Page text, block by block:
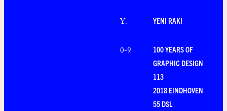
Y. YENI RAKI
0-9
100 YEARS OF
GRAPHIC DESIGN
113
2018 EINDHOVEN
55 DSL